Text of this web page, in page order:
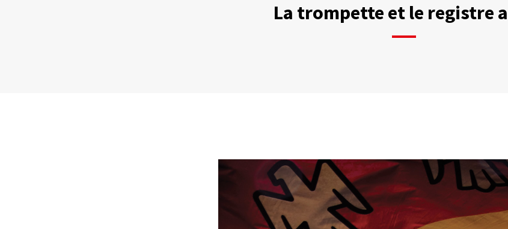
La trompette et le registre